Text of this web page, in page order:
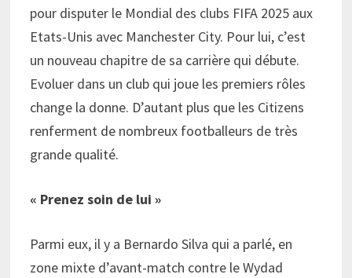
pour disputer le Mondial des clubs FIFA 2025 aux
Etats-Unis avec Manchester City. Pour lui, c’est
un nouveau chapitre de sa carrière qui débute.
Evoluer dans un club qui joue les premiers rôles
change la donne. D’autant plus que les Citizens
renferment de nombreux footballeurs de très
grande qualité.
« Prenez soin de lui »
Parmi eux, il y a Bernardo Silva qui a parlé, en
zone mixte d’avant-match contre le Wydad